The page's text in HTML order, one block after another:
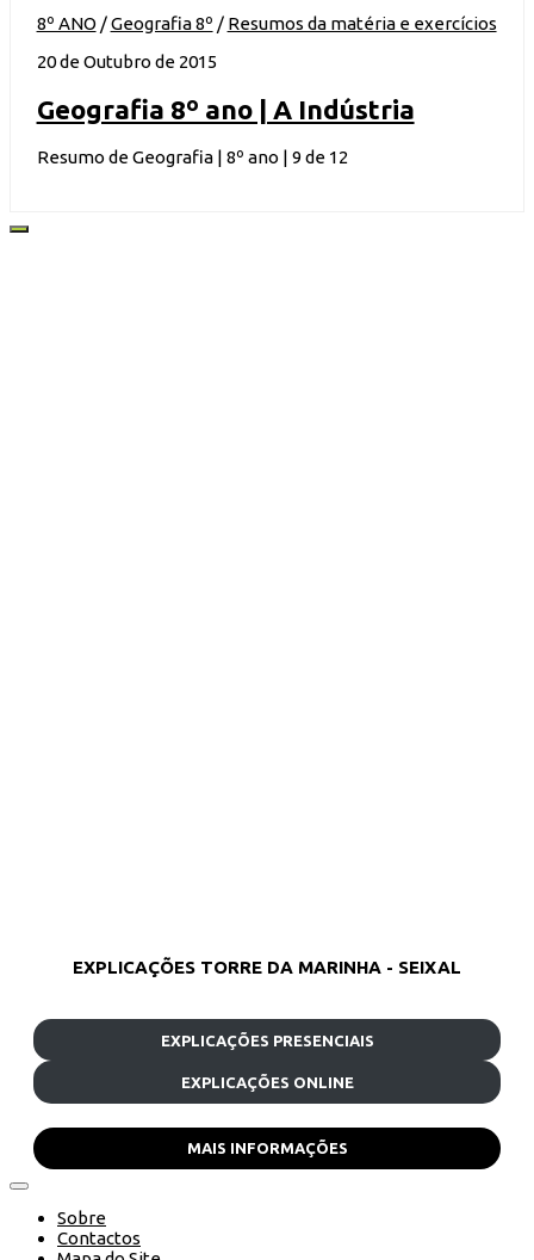
8º ANO /Geografia 8º / Resumos da matéria e exercícios
20 de Outubro de 2015
Geografia 8º ano | A Indústria
Resumo de Geografia | 8º ano | 9 de 12
EXPLICAÇÕES TORRE DA MARINHA - SEIXAL
EXPLICAÇÕES PRESENCIAIS
EXPLICAÇÕES ONLINE
MAIS INFORMAÇÕES
Sobre
Contactos